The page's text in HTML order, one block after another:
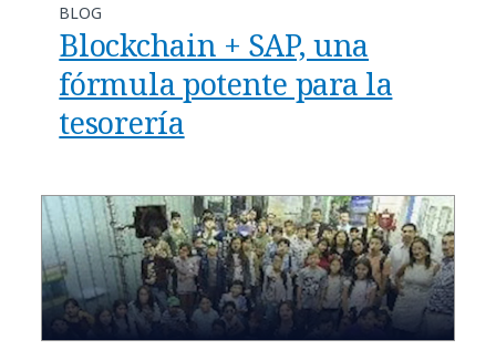
BLOG
Blockchain + SAP, una
fórmula potente para la
tesorería